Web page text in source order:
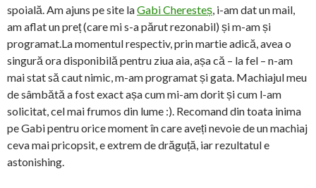
spoială. Am ajuns pe site laGabi Cheresteș, i-am dat un mail,
am aflat un preț (care mi s-a părut rezonabil) și m-am și
programat.La momentul respectiv, prin martie adică, avea o
singură ora disponibilă pentru ziua aia, așa că – la fel – n-am
mai stat să caut nimic, m-am programat și gata. Machiajul meu
de sâmbătă a fost exact așa cum mi-am dorit și cum l-am
solicitat, cel mai frumos din lume :). Recomand din toata inima
pe Gabi pentru orice moment în care aveți nevoie de un machiaj
ceva mai pricopsit, e extrem de drăguță, iar rezultatul e
astonishing.